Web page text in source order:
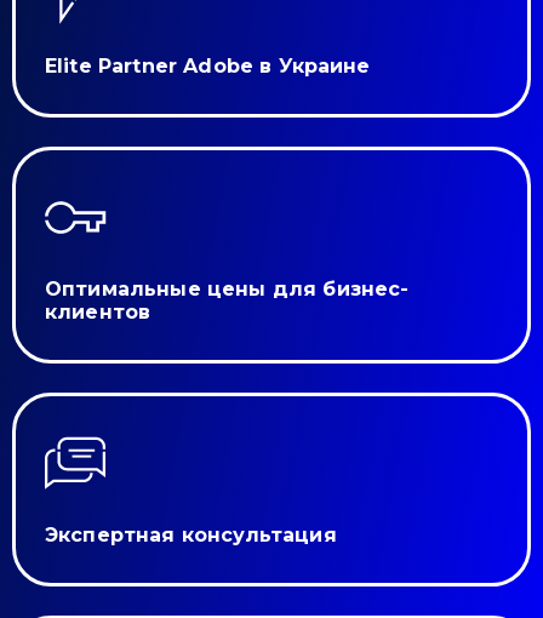
Elite Partner Adobe в Украине
Оптимальные цены для бизнес-
клиентов
Экспертная консультация